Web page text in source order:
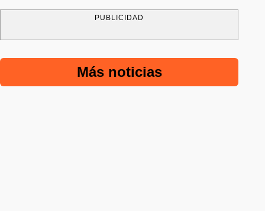
PUBLICIDAD
Más noticias